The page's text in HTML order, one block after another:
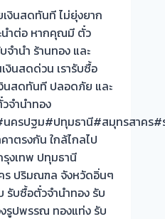
เงินสดทันที ไม่ยุ่งยาก
นำต่อ หากคุณมี ตั๋ว
จำนำ ร้านทอง และ
งินสดด่วน เรารับซื้อ
นสดทันที ปลอดภัย และ
จำนำทอง
ครปฐม#ปทุมธานี#สมุทรสาคร#
าตรงกัน ใกล้ไกลไป
งเทพ ปทุมธานี
ร ปริมณฑล จังหวัดอิ่นๆ
รับซื้อตั๋วจำนำทอง รับ
รูปพรรณ ทองแท่ง รับ